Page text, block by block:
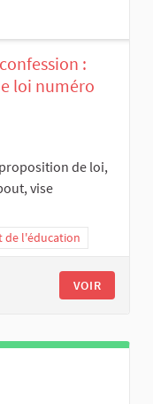
:
loi numéro
de loi,
vise
de l'éducation
VOIR